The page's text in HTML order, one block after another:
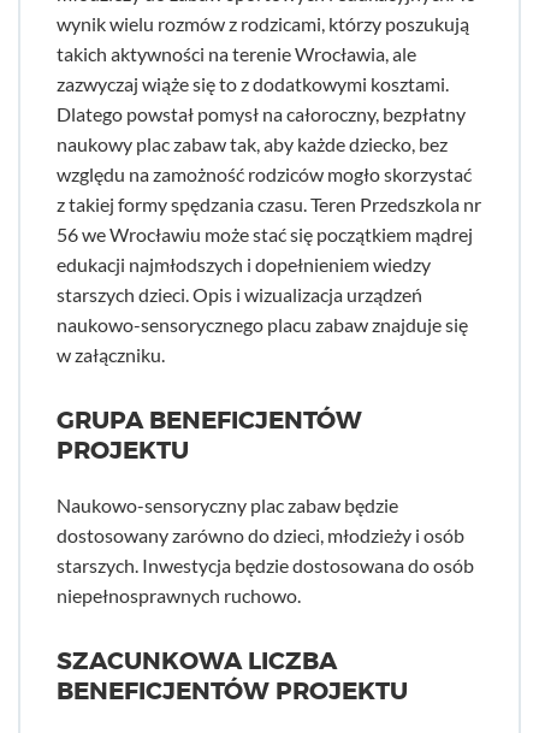
wynik wielu rozmów z rodzicami, którzy poszukują
takich aktywności na terenie Wrocławia, ale
zazwyczaj wiąże się to z dodatkowymi kosztami.
Dlatego powstał pomysł na całoroczny, bezpłatny
naukowy plac zabaw tak, aby każde dziecko, bez
względu na zamożność rodziców mogło skorzystać
z takiej formy spędzania czasu. Teren Przedszkola nr
56 we Wrocławiu może stać się początkiem mądrej
edukacji najmłodszych i dopełnieniem wiedzy
starszych dzieci. Opis i wizualizacja urządzeń
naukowo-sensorycznego placu zabaw znajduje się
w załączniku.
GRUPA BENEFICJENTÓW
PROJEKTU
Naukowo-sensoryczny plac zabaw będzie
dostosowany zarówno do dzieci, młodzieży i osób
starszych. Inwestycja będzie dostosowana do osób
niepełnosprawnych ruchowo.
SZACUNKOWA LICZBA
BENEFICJENTÓW PROJEKTU